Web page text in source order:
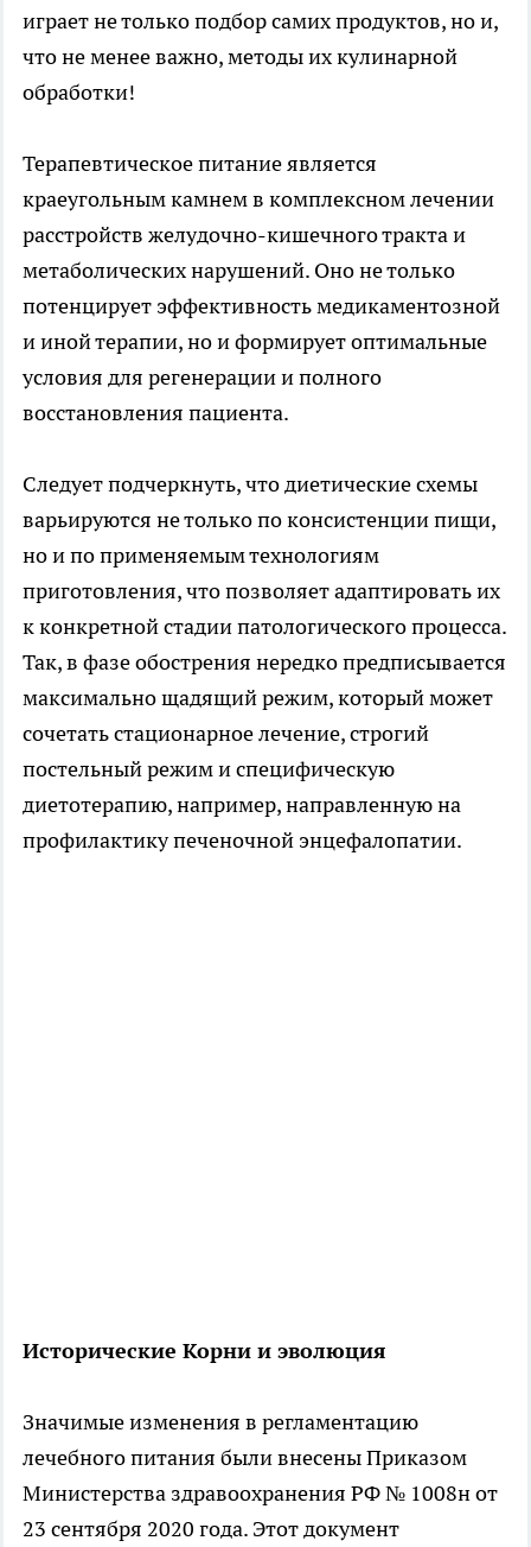
играет не только подбор самих продуктов, но и,
что не менее важно, методы их кулинарной
обработки!
Терапевтическое питание является
краеугольным камнем в комплексном лечении
расстройств желудочно-кишечного тракта и
метаболических нарушений. Оно не только
потенцирует эффективность медикаментозной
и иной терапии, но и формирует оптимальные
условия для регенерации и полного
восстановления пациента.
Следует подчеркнуть, что диетические схемы
варьируются не только по консистенции пищи,
но и по применяемым технологиям
приготовления, что позволяет адаптировать их
к конкретной стадии патологического процесса.
Так, в фазе обострения нередко предписывается
максимально щадящий режим, который может
сочетать стационарное лечение, строгий
постельный режим и специфическую
диетотерапию, например, направленную на
профилактику печеночной энцефалопатии.
Исторические Корни и эволюция
Значимые изменения в регламентацию
лечебного питания были внесены Приказом
Министерства здравоохранения РФ № 1008н от
23 сентября 2020 года. Этот документ